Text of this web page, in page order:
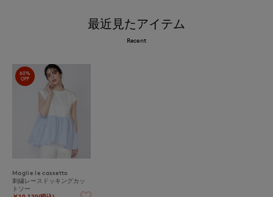
最近見たアイテム
Recent
60%
OFF
Maglie le cassetto
刺繍レースドッキングカッ
トソー